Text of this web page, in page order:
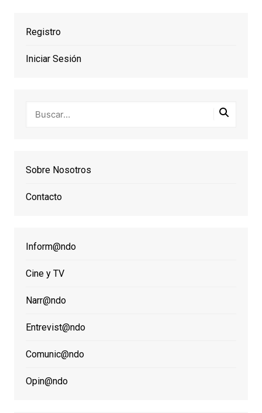
Registro
Iniciar Sesión
Sobre Nosotros
Contacto
Inform@ndo
Cine y TV
Narr@ndo
Entrevist@ndo
Comunic@ndo
Opin@ndo